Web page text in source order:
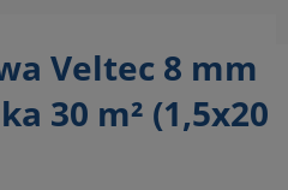
Veltec 8 mm
30 m² (1,5x20